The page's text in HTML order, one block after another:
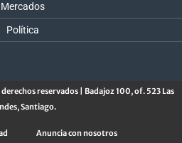
Mercados
Política
reservados | Badajoz 100, of. 523 Las
Santiago.
Anuncia con nosotros